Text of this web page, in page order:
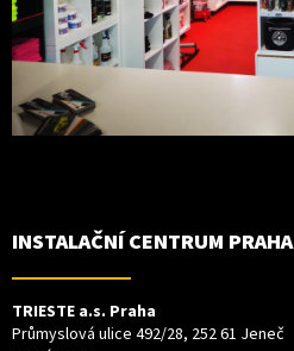
INSTALAČNÍ CENTRUM PRAHA
TRIESTE a.s. Praha
Průmyslová ulice 492/28, 252 61 Jeneč